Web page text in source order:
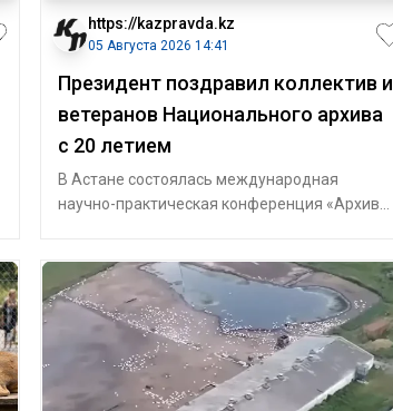
https://kazpravda.kz
05 Августа 2026 14:41
Президент поздравил коллектив и
ветеранов Национального архива
с 20 летием
В Астане состоялась международная
научно-практическая конференция «Архивы: